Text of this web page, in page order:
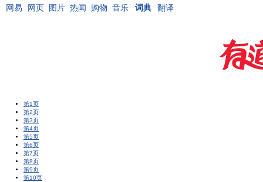
网易 网页 图片 热闻 购物 音乐 词典 翻译
第1页
第2页
第3页
第4页
第5页
第6页
第7页
第8页
第9页
第10页